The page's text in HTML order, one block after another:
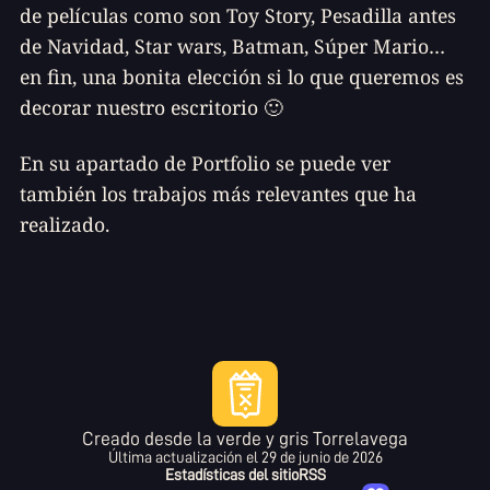
de películas como son Toy Story, Pesadilla antes
de Navidad, Star wars, Batman, Súper Mario…
en fin, una bonita elección si lo que queremos es
decorar nuestro escritorio 🙂
En su apartado de Portfolio se puede ver
también los trabajos más relevantes que ha
realizado.
Creado desde la verde y gris Torrelavega
Última actualización el29 de junio de 2026
Estadísticas del sitioRSS